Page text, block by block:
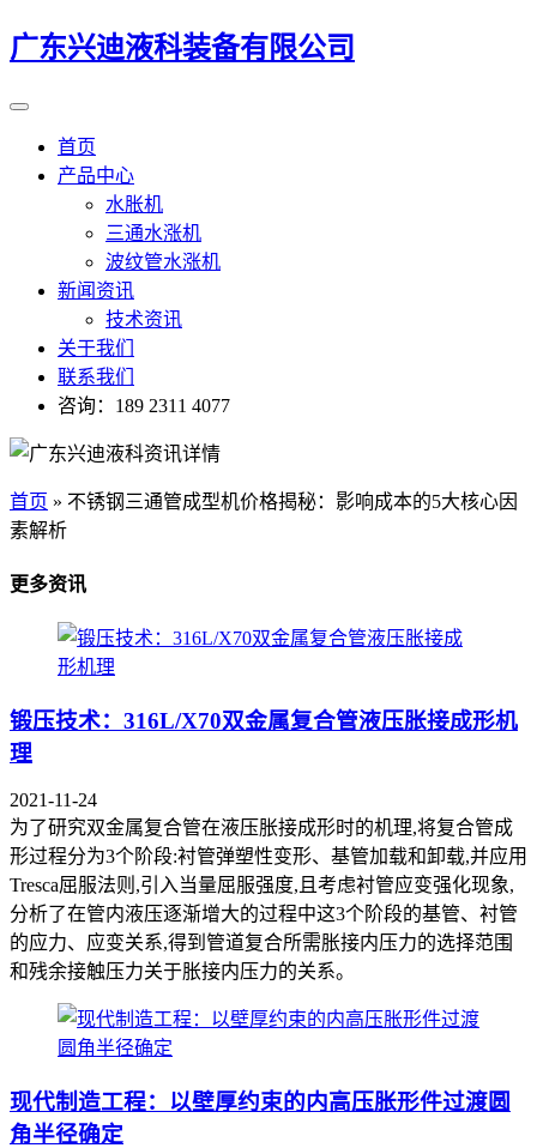
广东兴迪液科装备有限公司
首页
产品中心
水胀机
三通水涨机
波纹管水涨机
新闻资讯
技术资讯
关于我们
联系我们
咨询：189 2311 4077
首页 » 不锈钢三通管成型机价格揭秘：影响成本的5大核心因
素解析
更多资讯
锻压技术：316L/X70双金属复合管液压胀接成形机
理
2021-11-24
为了研究双金属复合管在液压胀接成形时的机理,将复合管成
形过程分为3个阶段:衬管弹塑性变形、基管加载和卸载,并应用
Tresca屈服法则,引入当量屈服强度,且考虑衬管应变强化现象,
分析了在管内液压逐渐增大的过程中这3个阶段的基管、衬管
的应力、应变关系,得到管道复合所需胀接内压力的选择范围
和残余接触压力关于胀接内压力的关系。
现代制造工程：以壁厚约束的内高压胀形件过渡圆
角半径确定